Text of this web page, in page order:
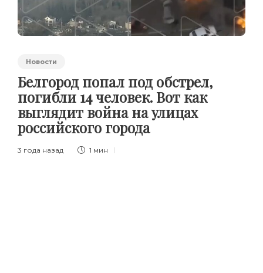
Новости
Белгород попал под обстрел,
погибли 14 человек. Вот как
выглядит война на улицах
российского города
3 года назад 1 мин